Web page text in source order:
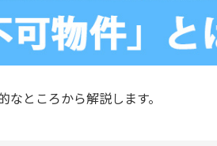
ところから解説します。